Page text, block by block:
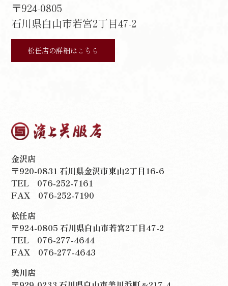
〒924-0805
石川県白山市若宮2丁目47-2
松任店の詳細はこちら
金沢店
〒920-0831 石川県金沢市東山2丁目16-6
TEL 076-252-7161
FAX 076-252-7190
松任店
〒924-0805 石川県白山市若宮2丁目47-2
TEL 076-277-4644
FAX 076-277-4643
美川店